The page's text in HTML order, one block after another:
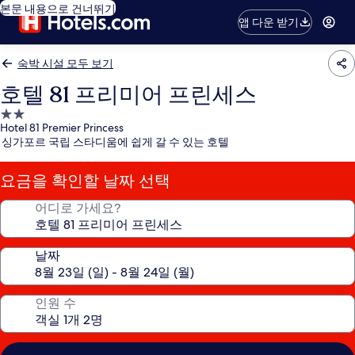
본문 내용으로 건너뛰기
앱 다운 받기
숙박 시설 모두 보기
호텔 81 프리미어 프린세스
2.0
성
급
숙
박
시
Hotel 81 Premier Princess
싱가포르 국립 스타디움에 쉽게 갈 수 있는 호텔
요금을 확인할 날짜 선택
어디로 가세요?
날짜
인원 수